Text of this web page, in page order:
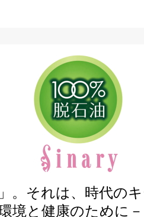
。それは、時代のキ
境と健康のために－